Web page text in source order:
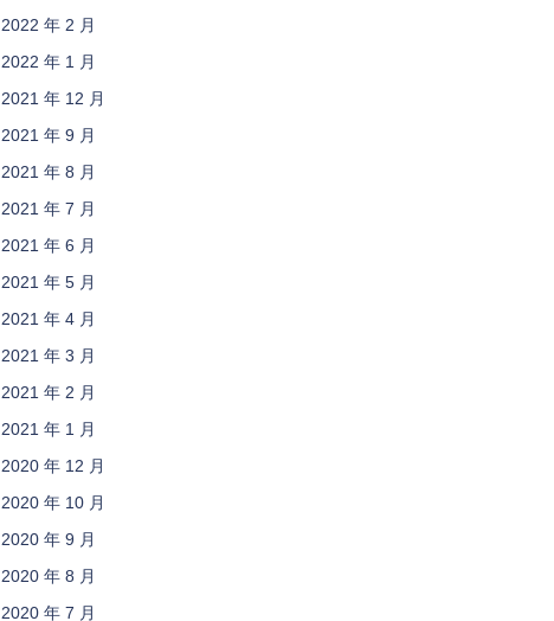
2022 年 2 月
2022 年 1 月
2021 年 12 月
2021 年 9 月
2021 年 8 月
2021 年 7 月
2021 年 6 月
2021 年 5 月
2021 年 4 月
2021 年 3 月
2021 年 2 月
2021 年 1 月
2020 年 12 月
2020 年 10 月
2020 年 9 月
2020 年 8 月
2020 年 7 月